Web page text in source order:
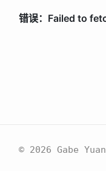
© 2026 Gabe Yuan